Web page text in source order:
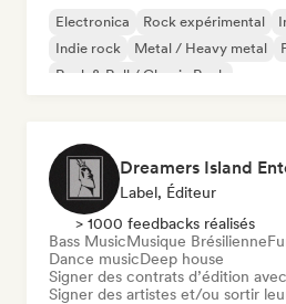
Electronica Rock expérimental
Indie rock
Metal / Heavy metal
Rock & Roll / Classic Rock
Dreamers Island
Label, Éditeur
> 1000 feedbacks réalisés
Bass MusicMusique Brésilienne
Dance musicDeep house
Signer des contrats d’édition
Signer des artistes et/ou sortir